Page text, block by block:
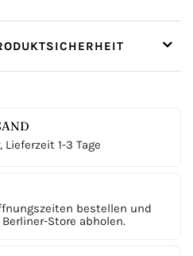
1-3 Tage
bestellen und
Store abholen.